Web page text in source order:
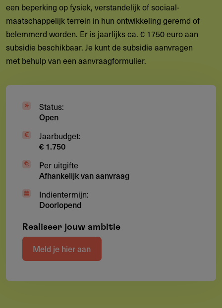
een beperking op fysiek, verstandelijk of sociaal-
maatschappelijk terrein in hun ontwikkeling geremd of
belemmerd worden. Er is jaarlijks ca. € 1750 euro aan
subsidie beschikbaar. Je kunt de subsidie aanvragen
met behulp van een aanvraagformulier.
Status:
Open
Jaarbudget:
€ 1.750
Per uitgifte
Afhankelijk van aanvraag
Indientermijn:
Doorlopend
Realiseer jouw ambitie
Meld je hier aan